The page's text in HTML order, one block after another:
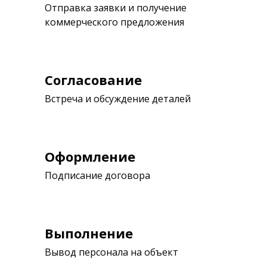
Отправка заявки и получение
коммерческого предложения
Согласование
Встреча и обсуждение деталей
Оформление
Подписание договора
Выполнение
Вывод персонала на объект